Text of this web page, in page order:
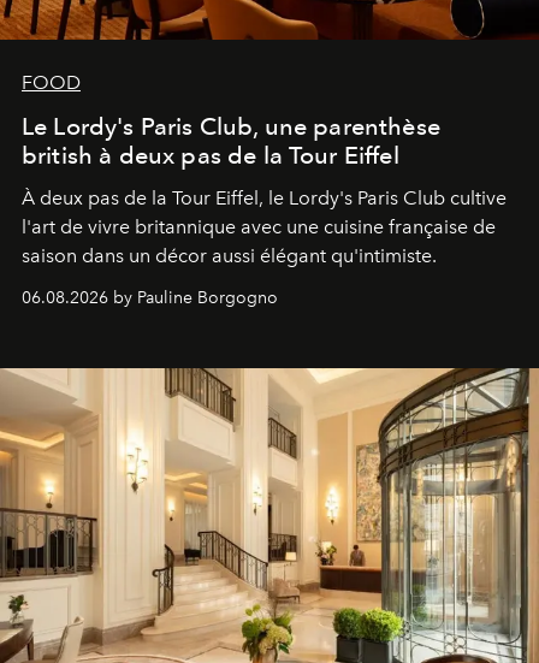
FOOD
Le Lordy's Paris Club, une parenthèse
british à deux pas de la Tour Eiffel
À deux pas de la Tour Eiffel, le Lordy's Paris Club cultive
l'art de vivre britannique avec une cuisine française de
saison dans un décor aussi élégant qu'intimiste.
06.08.2026 by Pauline Borgogno